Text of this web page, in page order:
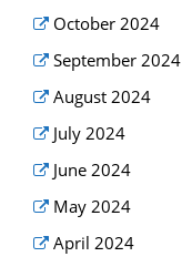
October 2024
September 2024
August 2024
July 2024
June 2024
May 2024
April 2024